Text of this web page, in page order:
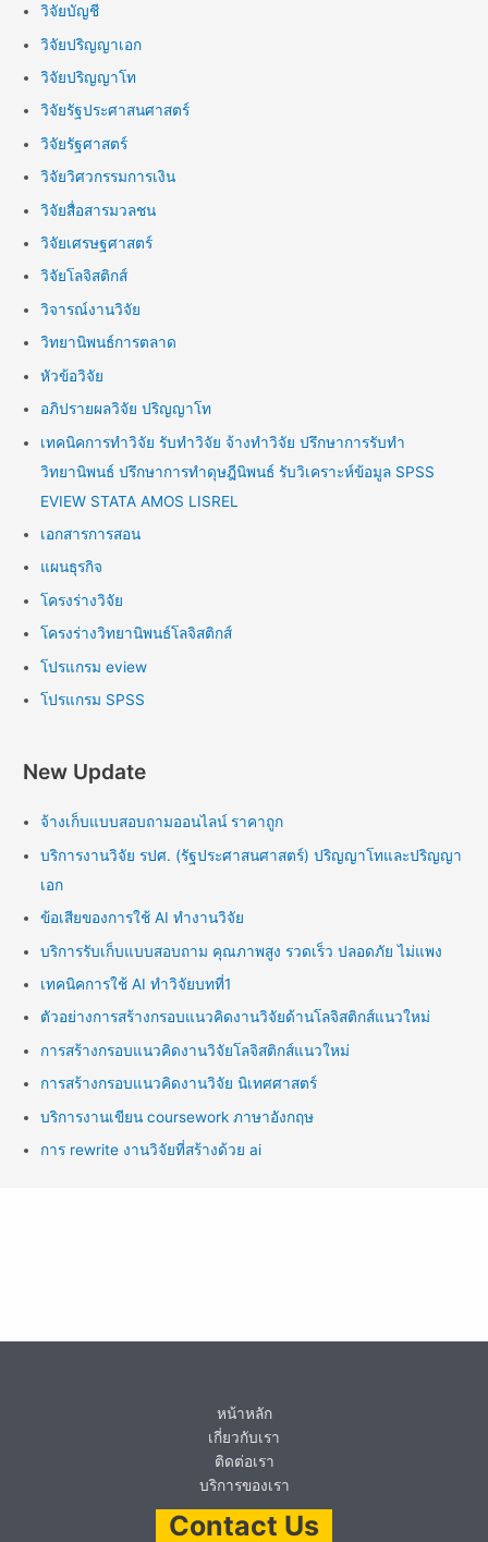
วิจัยบัญชี
วิจัยปริญญาเอก
วิจัยปริญญาโท
วิจัยรัฐประศาสนศาสตร์
วิจัยรัฐศาสตร์
วิจัยวิศวกรรมการเงิน
วิจัยสื่อสารมวลชน
วิจัยเศรษฐศาสตร์
วิจัยโลจิสติกส์
วิจารณ์งานวิจัย
วิทยานิพนธ์การตลาด
หัวข้อวิจัย
อภิปรายผลวิจัย ปริญญาโท
เทคนิคการทำวิจัย รับทำวิจัย จ้างทำวิจัย ปรึกษาการรับทำ
วิทยานิพนธ์ ปรึกษาการทำดุษฎีนิพนธ์ รับวิเคราะห์ข้อมูล SPSS
EVIEW STATA AMOS LISREL
เอกสารการสอน
แผนธุรกิจ
โครงร่างวิจัย
โครงร่างวิทยานิพนธ์โลจิสติกส์
โปรแกรม eview
โปรแกรม SPSS
New Update
จ้างเก็บแบบสอบถามออนไลน์ ราคาถูก
บริการงานวิจัย รปศ. (รัฐประศาสนศาสตร์) ปริญญาโทและปริญญา
เอก
ข้อเสียของการใช้ AI ทำงานวิจัย
บริการรับเก็บแบบสอบถาม คุณภาพสูง รวดเร็ว ปลอดภัย ไม่แพง
เทคนิคการใช้ AI ทำวิจัยบทที่1
ตัวอย่างการสร้างกรอบแนวคิดงานวิจัยด้านโลจิสติกส์แนวใหม่
การสร้างกรอบแนวคิดงานวิจัยโลจิสติกส์แนวใหม่
การสร้างกรอบแนวคิดงานวิจัย นิเทศศาสตร์
บริการงานเขียน coursework ภาษาอังกฤษ
การ rewrite งานวิจัยที่สร้างด้วย ai
หน้าหลัก
เกี่ยวกับเรา
ติดต่อเรา
บริการของเรา
Contact Us